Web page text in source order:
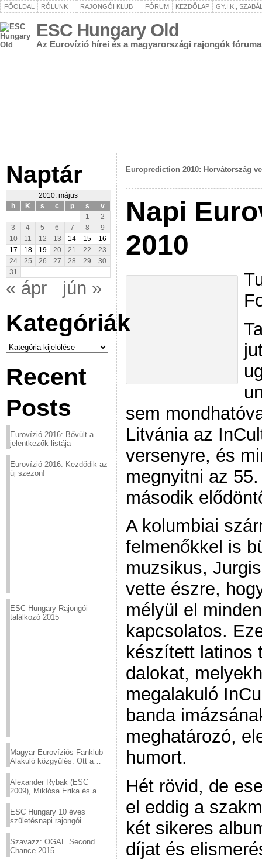
FŐOLDAL RÓLUNK RAJONGÓI KLUB FÓRUM KEZDŐLAP GY.I.K.,
ESC Hungary Old
Az Eurovízió hírei és a magyarországi rajongók fóruma
Naptár
2010. május
h
K s c p s
v
1
2
3
4 5 6 7 8
9
10
11 12 13 14 15
16
17
18 19 20 21 22
23
24
25 26 27 28 29
30
31
« ápr jún »
Kategóriák
Kategóriák
Recent
Posts
Eurovízió 2016: Bővült a
jelentkezők listája
Eurovízió 2016: Kezdődik az
új szezon!
ESC Hungary Rajongói
találkozó 2015
Magyar Eurovíziós Fanklub –
Alakuló közgyűlés: Ott a
Alexander Rybak (ESC
2009), Miklósa Erika és a
sztárjai a Margitszigeten
ESC Hungary 10 éves
születésnapi rajongói
Szavazz: OGAE Second
Chance 2015
Europrediction 2010: Horvátország
Napi
2010
sem
Litvánia az
versenyre, és
megnyitni az
második
A kolumbiai
felmenőkkel is
muzsikus,
vette észre,
mélyül el
kapcsolatos.
készített latinos
dalokat,
megalakuló
banda
meghatározó,
humort.
Hét rövid, de
el eddig a
két sikeres
díjat és